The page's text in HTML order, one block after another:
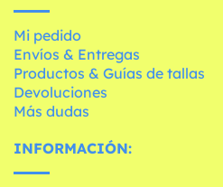
Mi pedido
Envíos & Entregas
Productos & Guías de tallas
Devoluciones
Más dudas
INFORMACIÓN: